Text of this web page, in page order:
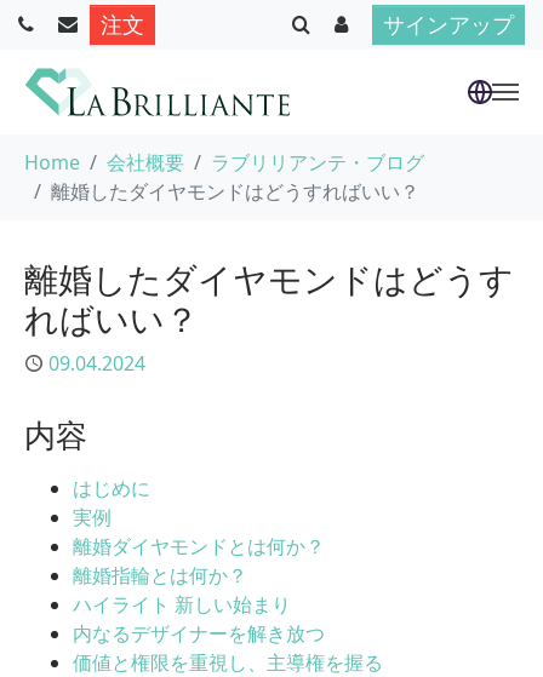
注文 サインアップ
Home 会社概要
ラブリリアンテ・ブログ
離婚したダイヤモンドはどうすればいい？
離婚したダイヤモンドはどうす
ればいい？
Published
09.04.2024
内容
はじめに
実例
離婚ダイヤモンドとは何か？
離婚指輪とは何か？
ハイライト 新しい始まり
内なるデザイナーを解き放つ
価値と権限を重視し、主導権を握る